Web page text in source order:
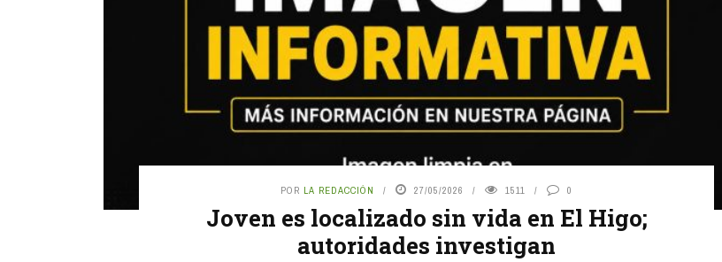
POR LA REDACCIÓN 27/05/2026 1511 0
Joven es localizado sin vida en El Higo;
autoridades investigan